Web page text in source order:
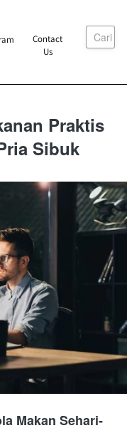
`
Contact
Us
Cari
Praktis
Sibuk
Makan Sehari-